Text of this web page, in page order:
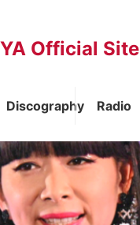
Official Site
Discography Radio